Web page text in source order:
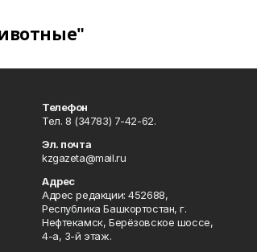
Телефон
Тел. 8 (34783) 7-42-62.
Эл. почта
kzgazeta@mail.ru
Адрес
Адрес редакции: 452688,
Республика Башкортостан, г.
Нефтекамск, Берёзовское шоссе,
4-а, 3-й этаж.